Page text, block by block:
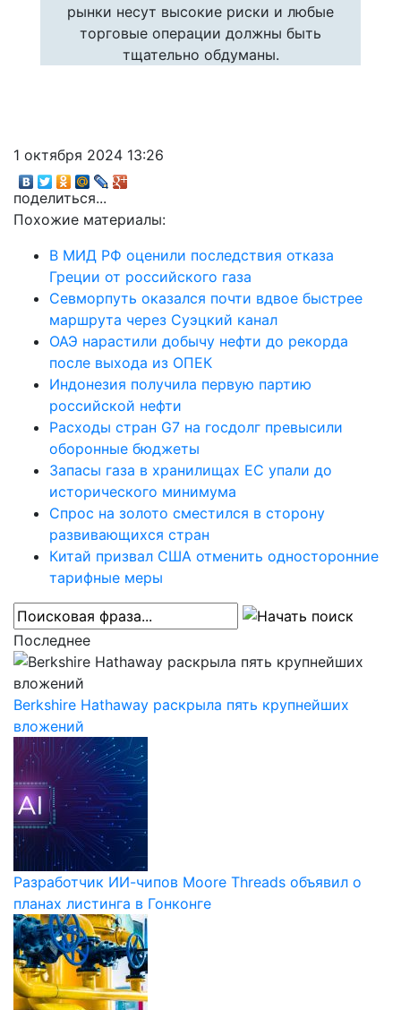
рынки несут высокие риски и любые
торговые операции должны быть
тщательно обдуманы.
1 октября 2024 13:26
поделиться...
Похожие материалы:
В МИД РФ оценили последствия отказа
Греции от российского газа
Севморпуть оказался почти вдвое быстрее
маршрута через Суэцкий канал
ОАЭ нарастили добычу нефти до рекорда
после выхода из ОПЕК
Индонезия получила первую партию
российской нефти
Расходы стран G7 на госдолг превысили
оборонные бюджеты
Запасы газа в хранилищах ЕС упали до
исторического минимума
Спрос на золото сместился в сторону
развивающихся стран
Китай призвал США отменить односторонние
тарифные меры
Последнее
Berkshire Hathaway раскрыла пять крупнейших
вложений
Разработчик ИИ-чипов Moore Threads объявил о
планах листинга в Гонконге